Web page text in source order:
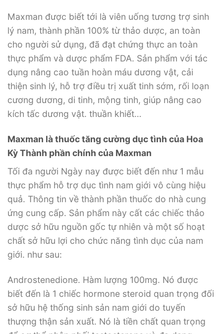
Maxman được biết tới là viên uống tương trợ sinh
lý nam, thành phần 100% từ thảo dược, an toàn
cho người sử dụng, đã đạt chứng thực an toàn
thực phẩm và dược phẩm FDA. Sản phẩm với tác
dụng nâng cao tuần hoàn máu dương vật, cải
thiện sinh lý, hỗ trợ điều trị xuất tinh sớm, rối loạn
cương dương, di tinh, mộng tinh, giúp nâng cao
kích tấc dương vật. thuần khiết…
Maxman là thuốc tăng cường dục tình của Hoa
Kỳ Thành phần chính của Maxman
Tối đa người Ngày nay được biết đến như 1 mẫu
thực phẩm hỗ trợ dục tình nam giới vô cùng hiệu
quả. Thông tin về thành phần thuốc do nhà cung
ứng cung cấp. Sản phẩm này cất các chiếc thảo
dược sở hữu nguồn gốc tự nhiên và một số hoạt
chất sở hữu lợi cho chức năng tình dục của nam
giới. như sau:
Androstenedione. Hàm lượng 100mg. Nó được
biết đến là 1 chiếc hormone steroid quan trọng đối
sở hữu hệ thống sinh sản nam giới do tuyến
thượng thận sản xuất. Nó là tiền chất quan trọng